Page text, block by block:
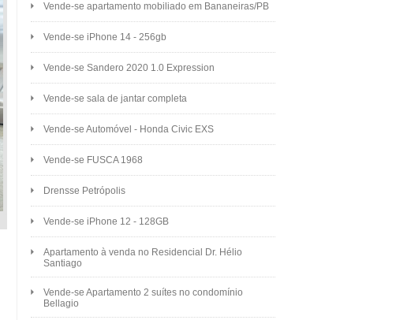
Vende-se apartamento mobiliado em Bananeiras/PB
Vende-se iPhone 14 - 256gb
Vende-se Sandero 2020 1.0 Expression
Vende-se sala de jantar completa
Vende-se Automóvel - Honda Civic EXS
Vende-se FUSCA 1968
Drensse Petrópolis
Vende-se iPhone 12 - 128GB
Apartamento à venda no Residencial Dr. Hélio
Santiago
Vende-se Apartamento 2 suítes no condomínio
Bellagio